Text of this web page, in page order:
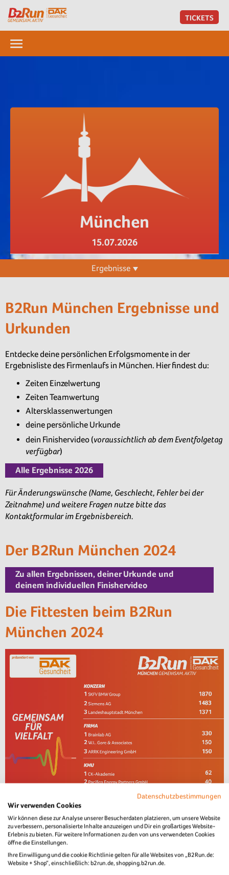
TICKETS
München
15.07.2026
Ergebnisse
B2Run München Ergebnisse und
Urkunden
Entdecke deine persönlichen Erfolgsmomente in der
Ergebnisliste des Firmenlaufs in München. Hier findest du:
Zeiten Einzelwertung
Zeiten Teamwertung
Altersklassenwertungen
deine persönliche Urkunde
dein Finishervideo (voraussichtlich ab dem Eventfolgetag
verfügbar)
Alle Ergebnisse 2026
Für Änderungswünsche (Name, Geschlecht, Fehler bei der
Zeitnahme) und weitere Fragen nutze bitte das
Kontaktformular im Ergebnisbereich.
Der B2Run München 2024
Zu allen Ergebnissen, deiner Urkunde und
deinem individuellen Finishervideo
Die Fittesten beim B2Run
München 2024
Datenschutzbestimmungen
Wir verwenden Cookies
Wir können diese zur Analyse unserer Besucherdaten platzieren, um unsere Website
zu verbessern, personalisierte Inhalte anzuzeigen und Dir ein großartiges Website-
Erlebnis zu bieten. Für weitere Informationen zu den von uns verwendeten Cookies
öffne die Einstellungen.
Ihre Einwilligung und die cookie Richtlinie gelten für alle Websites von „B2Run.de:
Website + Shop“, einschließlich: b2run.de, shopping.b2run.de.